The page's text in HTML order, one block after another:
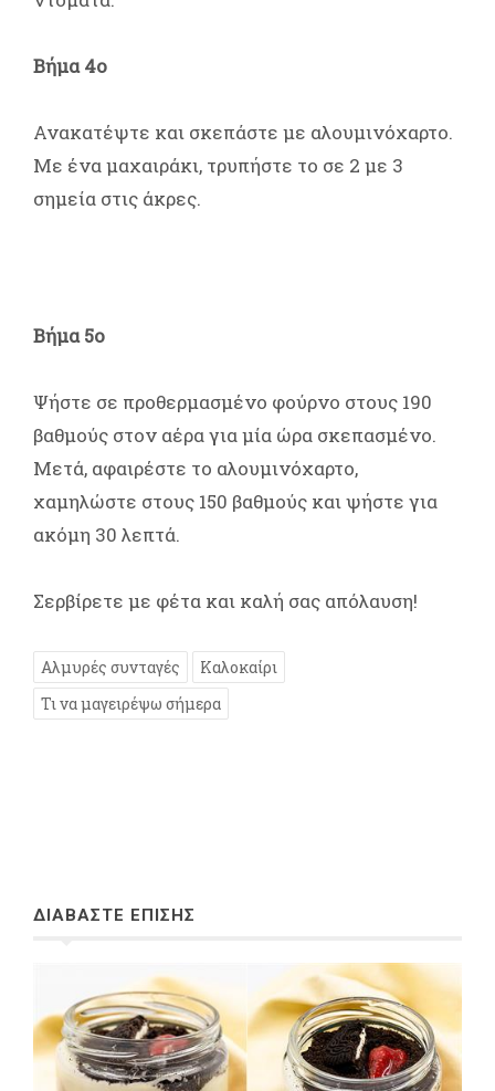
Βήμα 4ο
Ανακατέψτε και σκεπάστε με αλουμινόχαρτο.
Με ένα μαχαιράκι, τρυπήστε το σε 2 με 3
σημεία στις άκρες.
Βήμα 5ο
Ψήστε σε προθερμασμένο φούρνο στους 190
βαθμούς στον αέρα για μία ώρα σκεπασμένο.
Μετά, αφαιρέστε το αλουμινόχαρτο,
χαμηλώστε στους 150 βαθμούς και ψήστε για
ακόμη 30 λεπτά.
Σερβίρετε με φέτα και καλή σας απόλαυση!
Αλμυρές συνταγές
Καλοκαίρι
Τι να μαγειρέψω σήμερα
ΔΙΑΒΑΣΤΕ ΕΠΙΣΗΣ